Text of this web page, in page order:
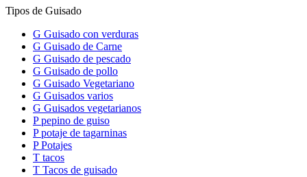
Tipos de Guisado
G Guisado con verduras
G Guisado de Carne
G Guisado de pescado
G Guisado de pollo
G Guisado Vegetariano
G Guisados varios
G Guisados vegetarianos
P pepino de guiso
P potaje de tagarninas
P Potajes
T tacos
T Tacos de guisado